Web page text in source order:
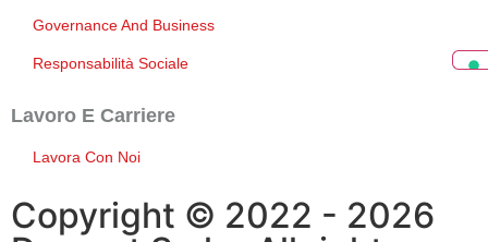
Governance And Business
Responsabilità Sociale
Lavoro E Carriere
Lavora Con Noi
Copyright © 2022 - 2026